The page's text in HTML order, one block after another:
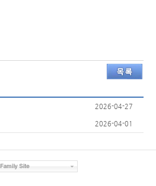
2026-04-27
2026-04-01